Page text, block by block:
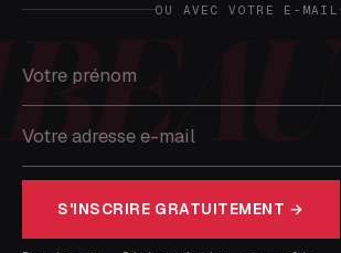
OU AVEC VOTRE E-MAIL
S'INSCRIRE GRATUITEMENT →